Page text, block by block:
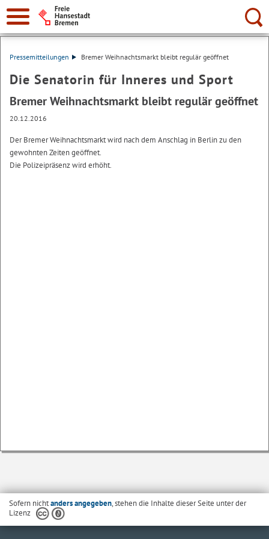
Suche:
Pressemitteilungen Bremer Weihnachtsmarkt bleibt regulär geöffnet
Die Senatorin für Inneres und Sport
Bremer Weihnachtsmarkt bleibt regulär geöffnet
20.12.2016
Der Bremer Weihnachtsmarkt wird nach dem Anschlag in Berlin zu den
gewohnten Zeiten geöffnet.
Die Polizeipräsenz wird erhöht.
Sofern nichtanders angegeben, stehen die Inhalte dieser Seite unter der
Lizenz